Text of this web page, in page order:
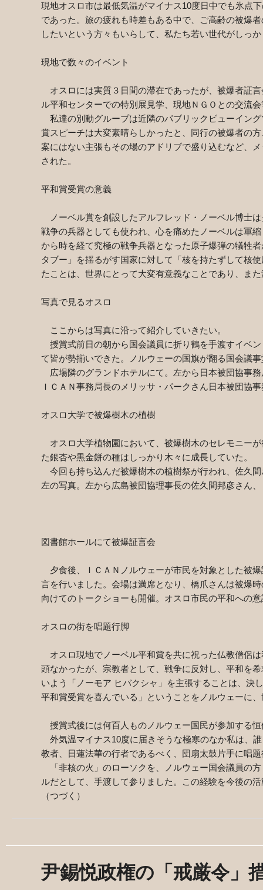
現地オスロ市は最低気温がマイナス10度日中でも氷点
であった。旅の疲れも時差もある中で、ご高齢の被爆
したいという方々もいらして、私たち若い世代がしっ
現地で数々のイベント
オスロには実質３日間の滞在であったが、被爆者証
ル平和センターでの特別展見学、現地ＮＧＯとの交流
私達の別動グループは近隣のパブリックビューイン
賞スピーチは大変素晴らしかったと、同行の被爆者の
案にはない主張もその場のアドリブで盛り込むなど、
された。
平和賞受賞の意義
ノーベル賞を創設したアルフレッド・ノーベル博士
戦争の兵器としても使われ、心を痛めたノーベルは軍
から時を経て究極の戦争兵器となった原子爆弾の犠牲
タブー」を揺るがす国家に対して「核を持たずして核
たことは、世界にとって大変有意義なことであり、ま
写真で見るオスロ
ここからは写真に沿って紹介していきたい。
授賞式前日の朝から国会議員に折り鶴を手渡すイベ
て皆が勢揃いできた。ノルウェーの国旗が翻る国会議
広場隣のグランドホテルにて。左から日本被団協事
ＩＣＡＮ事務局長のメリッサ・パークさん日本被団協
オスロ大学で被爆樹木の植樹
オスロ大学植物園において、被爆樹木のセレモニー
た銀杏や黒金餅の種はしっかり木々に成長していた。
今回も持ち込んだ被爆樹木の植樹祭が行われ、佐久
左の写真。左から広島被団協理事長の佐久間邦彦さん
図書館ホールにて被爆証言会
夕食後、ＩＣＡＮノルウェーが市民を対象とした被
言を行いました。会場は満席となり、橋爪さんは被爆
向けてのトークショーも開催。オスロ市民の平和への
オスロの街を唱題行脚
オスロ現地でノーベル平和賞を共に祝った仏教僧侶
頭なかったが、宗教者として、戦争に反対し、平和を
いよう「ノーモア ヒバクシャ」を主張することは、決
平和賞受賞を喜んでいる」ということをノルウェーに
授賞式後には何百人ものノルウェー国民が参加する
外気温マイナス10度に届きそうな極寒のなか私は、
教者、日蓮法華の行者であるべく、団扇太鼓片手に唱
「非核の火」のローソクを、ノルウェー国会議員の
ルだとして、手渡して参りました。この経験を今後の
（つづく）
尹錫悦政権の「戒厳令」